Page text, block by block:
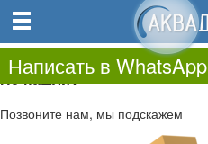
0.00
0
Не нашли?
Позвоните нам, мы подскажем
Написать в WhatsApp